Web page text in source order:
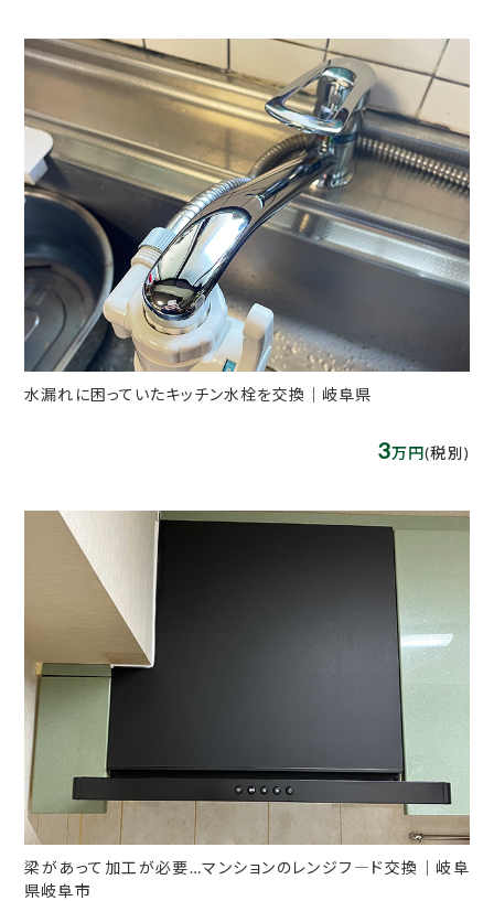
水漏れに困っていたキッチン水栓を交換｜岐阜県
3万円(税別)
梁があって加工が必要…マンションのレンジフ―ド交換｜岐阜
県岐阜市